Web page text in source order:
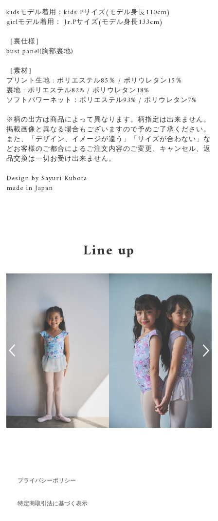
kidsモデル着用：kids Pサイズ(モデル身長110cm)
girlモデル着用： Jr.Pサイズ(モデル身長133cm)
［裏仕様］
bust panel(胸部裏地)
［素材］
プリント生地 : ポリエステル85％ / ポリウレタン15％
裏地 : ポリエステル82% / ポリウレタン18%
ソフトパワーネット：ポリエステル93% / ポリウレタン7%
※柄の出方は商品によって異なります。柄指定は出来ません。
掲載画像と異なる場合もございますので予めご了承ください。
また、「デザイン、イメージが違う」「サイズが合わない」な
どお客様のご都合によるご注文内容のご変更、キャンセル、返
品交換は一切お受け出来ません。
Design by Sayuri Kubota
made in Japan
Line up
プライバシーポリシー
特定商取引法に基づく表示